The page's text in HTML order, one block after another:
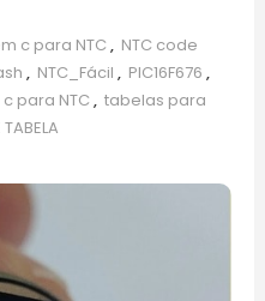
c para NTC , NTC code
, NTC_Fácil , PIC16F676 ,
para NTC , tabelas para